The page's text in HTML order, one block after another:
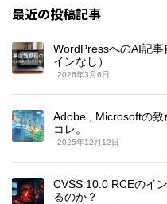
最近の投稿記事
WordPressへのAI記
インなし）
2026年3月6日
Adobe , Microsoftの
コレ。
2025年12月12日
CVSS 10.0 RCEのイ
るのか？